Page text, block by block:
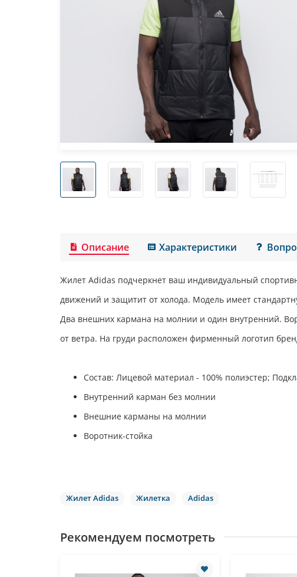
Описание Характеристики
Жилет Аdidas подчеркнет ваш индивидуальный
движений и защитит от холода. Модель имеет
Два внешних кармана на молнии и один внутренний.
от ветра. На груди расположен фирменный логотип
Состав: Лицевой материал - 100% полиэстер;
Внутренний карман без молнии
Внешние карманы на молнии
Воротник-стойка
Жилет Adidas Жилетка Adidas
Рекомендуем посмотреть